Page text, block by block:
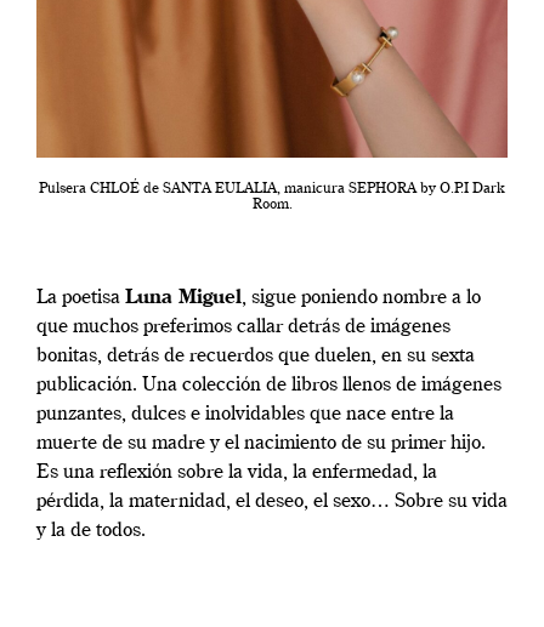
Pulsera CHLOÉ de SANTA EULALIA, manicura SEPHORA by O.P.I Dark
Room.
La poetisa Luna Miguel, sigue poniendo nombre a lo
que muchos preferimos callar detrás de imágenes
bonitas, detrás de recuerdos que duelen, en su sexta
publicación. Una colección de libros llenos de imágenes
punzantes, dulces e inolvidables que nace entre la
muerte de su madre y el nacimiento de su primer hijo.
Es una reflexión sobre la vida, la enfermedad, la
pérdida, la maternidad, el deseo, el sexo… Sobre su vida
y la de todos.